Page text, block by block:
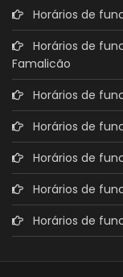
Horários de
Horários de
Famalicão
Horários de
Horários de
Horários de
Horários de
Horários de